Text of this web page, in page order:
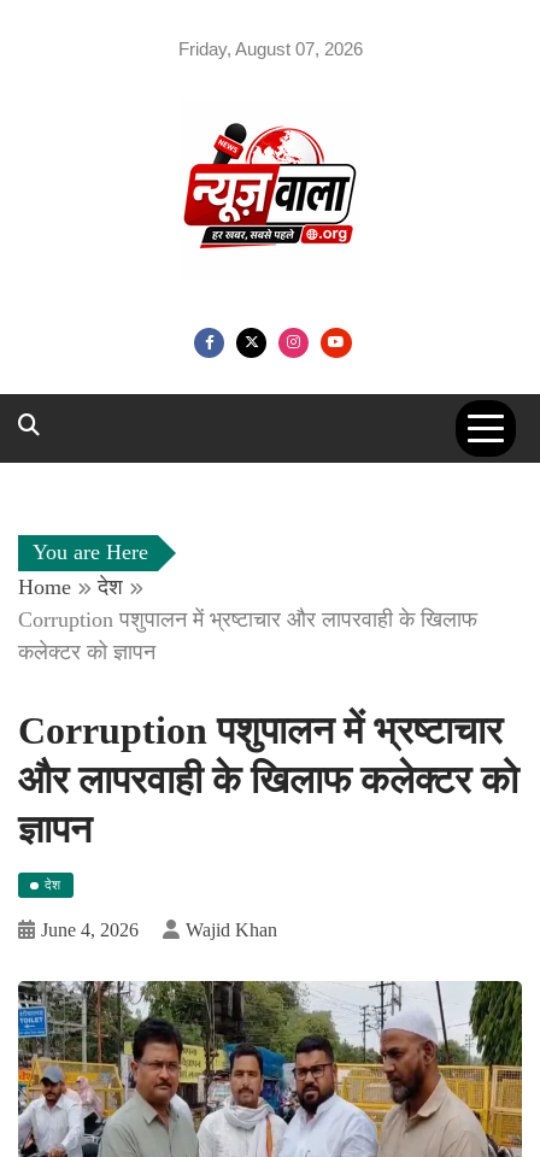
Friday, August 07, 2026
You are Here
Home
देश
Corruption पशुपालन में भ्रष्टाचार और लापरवाही के खिलाफ
कलेक्टर को ज्ञापन
Corruption पशुपालन में भ्रष्टाचार
और लापरवाही के खिलाफ कलेक्टर को
ज्ञापन
देश
June 4, 2026 Wajid Khan